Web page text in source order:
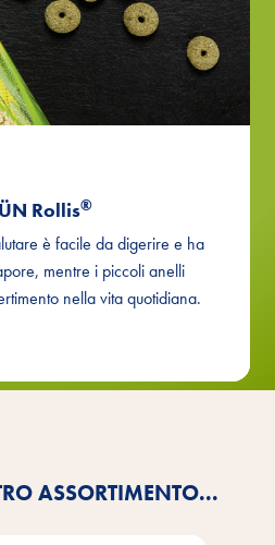
Rollis®
è facile da digerire e ha
mentre i piccoli anelli
nella vita quotidiana.
ASSORTIMENTO...